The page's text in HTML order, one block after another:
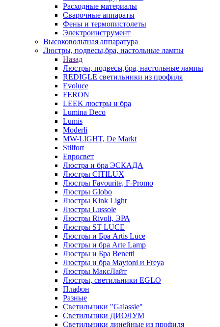
Расходные материалы
Сварочные аппараты
Фены и термопистолеты
Электроинструмент
Высоковольтная аппаратура
Люстры, подвесы,бра, настольные лампы
Назад
Люстры, подвесы,бра, настольные лампы
REDIGLE светильники из профиля
Evoluce
FERON
LEEK люстры и бра
Lumina Deco
Lumis
Moderli
MW-LIGHT, De Markt
Stilfort
Евросвет
Люстра и бра ЭСКАДА
Люстры CITILUX
Люстры Favourite, F-Promo
Люстры Globo
Люстры Kink Light
Люстры Lussole
Люстры Rivoli, ЭРА
Люстры ST LUCE
Люстры и Бра Artis Luce
Люстры и бра Arte Lamp
Люстры и Бра Benetti
Люстры и бра Maytoni и Freya
Люстры МаксЛайт
Люстры, светильники EGLO
Плафон
Разные
Светильники "Galassie"
Светильники ДИОЛУМ
Светильники линейные из профиля